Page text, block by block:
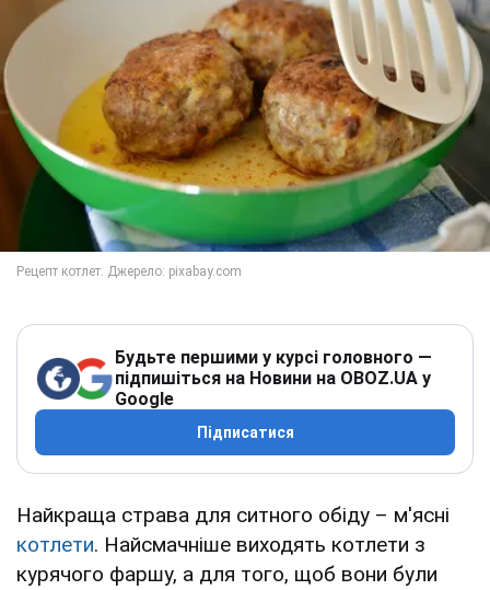
Будьте першими у курсі головного —
підпишіться на Новини на OBOZ.UA у
Google
Підписатися
Найкраща страва для ситного обіду – м'ясні
котлети. Найсмачніше виходять котлети з
курячого фаршу, а для того, щоб вони були